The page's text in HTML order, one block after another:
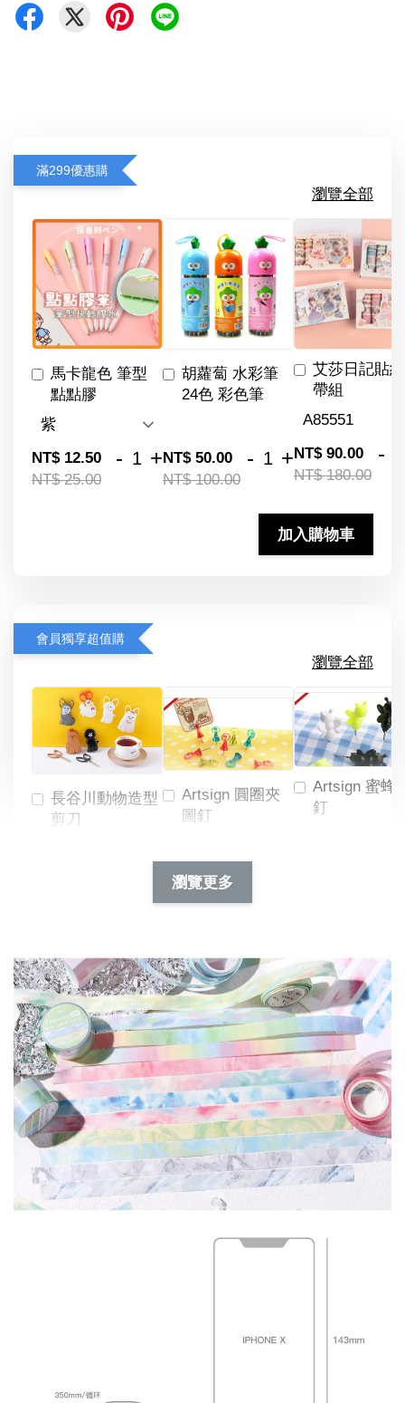
滿299優惠購
瀏覽全部
馬卡龍色 筆型
點點膠
NT$ 12.50
NT$ 25.00
- +
胡蘿蔔 水彩筆
24色 彩色筆
NT$ 50.00
NT$ 100.00
- +
艾莎日記貼
帶組
NT$ 90.00
NT$ 180.00
-
加入購物車
會員獨享超值購
瀏覽全部
長谷川動物造型
剪刀
Artsign 圓圈夾
圖釘
NT$ 19.00
NT$ 66.00
Artsign 蜜蜂
釘
加入購物車
瀏覽更多